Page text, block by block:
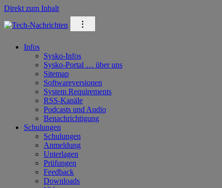
Direkt zum Inhalt
⁝
Infos
Sysko-Infos
Sysko-Portal … über uns
Sitemap
Softwareversionen
System Requirements
RSS-Kanäle
Podcasts und Audio
Benachrichtigung
Schulungen
Schulungen
Anmeldung
Unterlagen
Prüfungen
Feedback
Downloads